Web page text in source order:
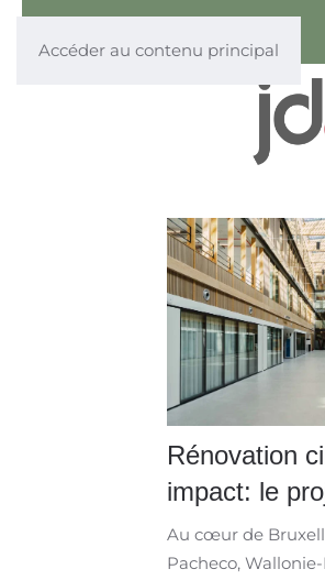
Accéder au contenu principal
Rénovation
impact: le
Au cœur de
Pacheco,